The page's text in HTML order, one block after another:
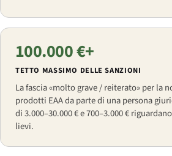
100.000 €+
TETTO MASSIMO DELLE SANZIONI
La fascia «molto grave / reiterato» per la
prodotti EAA da parte di una persona
di 3.000–30.000 € e 700–3.000 €
lievi.